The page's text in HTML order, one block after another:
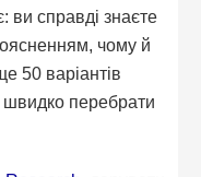
ви справді знаєте
чому й
50 варіантів
швидко перебрати